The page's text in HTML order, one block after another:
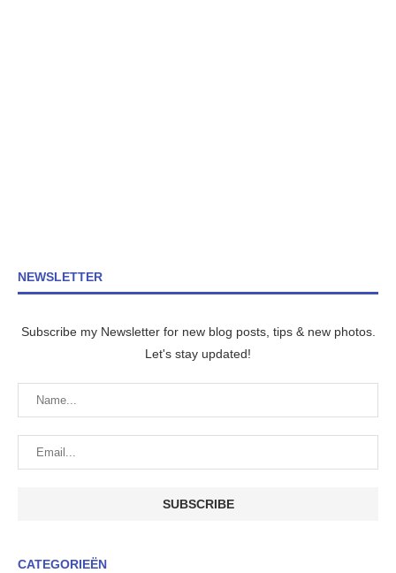
NEWSLETTER
Subscribe my Newsletter for new blog posts, tips & new photos.
Let's stay updated!
CATEGORIEËN